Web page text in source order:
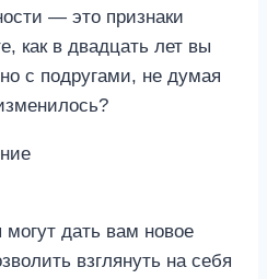
— это признаки
как в двадцать лет вы
с подругами, не думая
дать вам новое
взглянуть на себя